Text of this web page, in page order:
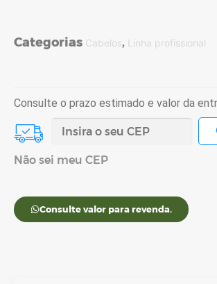
Descrição Informação
Avaliações (0)
Descrição
BANHO DE ÓLEO 1 Kg